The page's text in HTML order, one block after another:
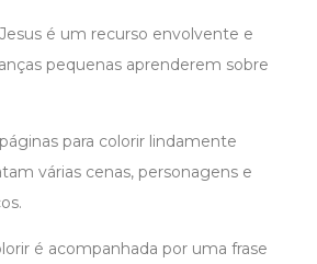
é um recurso envolvente e
pequenas aprenderem sobre
para colorir lindamente
várias cenas, personagens e
é acompanhada por uma frase